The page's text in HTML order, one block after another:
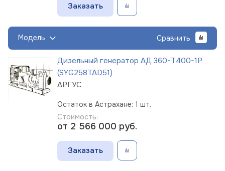
Заказать
Модель Сравнить
Дизельный генератор АД 360-Т400-1Р
(SYG258TAD51)
АРГУС
Остаток в Астрахане: 1 шт.
Стоимость:
от 2 566 000 руб.
Заказать